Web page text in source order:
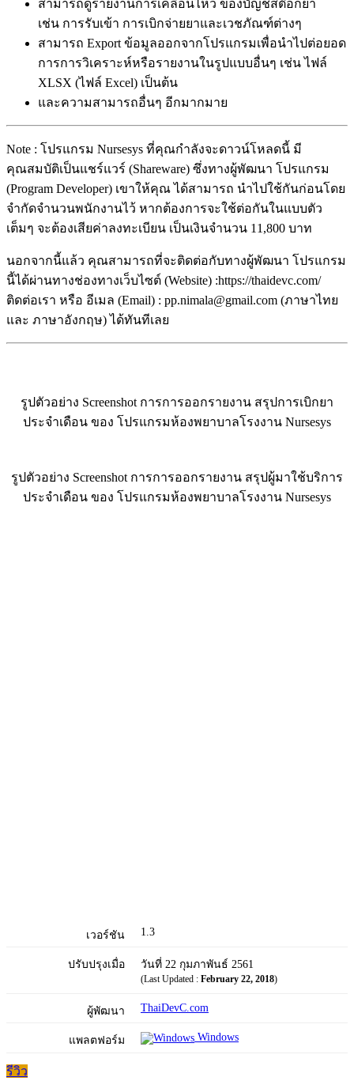
สามารถดูรายงานการเคลื่อนไหว ของบัญชีสต๊อกยา
เช่น การรับเข้า การเบิกจ่ายยาและเวชภัณฑ์ต่างๆ
สามารถ Export ข้อมูลออกจากโปรแกรมเพื่อนำไปต่อยอด
การการวิเคราะห์หรือรายงานในรูปแบบอื่นๆ เช่น ไฟล์
XLSX (ไฟล์ Excel) เป็นต้น
และความสามารถอื่นๆ อีกมากมาย
Note : โปรแกรม Nursesys ที่คุณกำลังจะดาวน์โหลดนี้ มี
คุณสมบัติเป็นแชร์แวร์ (Shareware) ซึ่งทางผู้พัฒนา โปรแกรม
(Program Developer) เขาให้คุณ ได้สามารถ นำไปใช้กันก่อนโดย
จำกัดจำนวนพนักงานไว้ หากต้องการจะใช้ต่อกันในแบบตัว
เต็มๆ จะต้องเสียค่าลงทะเบียน เป็นเงินจำนวน 11,800 บาท
นอกจากนี้แล้ว คุณสามารถที่จะติดต่อกับทางผู้พัฒนา โปรแกรม
นี้ได้ผ่านทางช่องทางเว็บไซต์ (Website) :https://thaidevc.com/
ติดต่อเรา หรือ อีเมล (Email) : pp.nimala@gmail.com (ภาษาไทย
และ ภาษาอังกฤษ) ได้ทันทีเลย
รูปตัวอย่าง Screenshot การการออกรายงาน สรุปการเบิกยา
ประจำเดือน ของ โปรแกรมห้องพยาบาลโรงงาน Nursesys
รูปตัวอย่าง Screenshot การการออกรายงาน สรุปผู้มาใช้บริการ
ประจำเดือน ของ โปรแกรมห้องพยาบาลโรงงาน Nursesys
เวอร์ชัน 1.3
ปรับปรุงเมื่อ วันที่ 22 กุมภาพันธ์ 2561
(Last Updated : February 22, 2018)
ผู้พัฒนา ThaiDevC.com
แพลตฟอร์ม Windows
รีวิว